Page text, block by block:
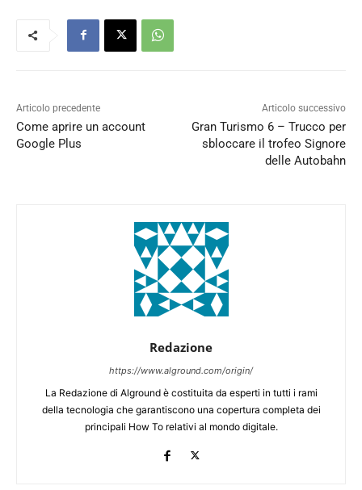
Articolo precedente
Come aprire un account
Google Plus
Articolo successivo
Gran Turismo 6 – Trucco per
sbloccare il trofeo Signore
delle Autobahn
Redazione
https://www.alground.com/origin/
La Redazione di Alground è costituita da esperti in tutti i rami
della tecnologia che garantiscono una copertura completa dei
principali How To relativi al mondo digitale.